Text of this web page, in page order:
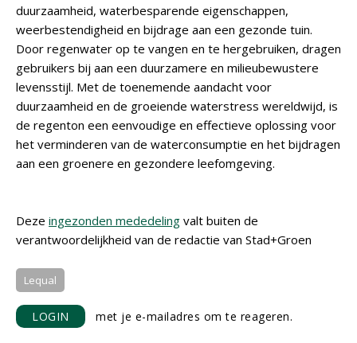
duurzaamheid, waterbesparende eigenschappen,
weerbestendigheid en bijdrage aan een gezonde tuin.
Door regenwater op te vangen en te hergebruiken, dragen
gebruikers bij aan een duurzamere en milieubewustere
levensstijl. Met de toenemende aandacht voor
duurzaamheid en de groeiende waterstress wereldwijd, is
de regenton een eenvoudige en effectieve oplossing voor
het verminderen van de waterconsumptie en het bijdragen
aan een groenere en gezondere leefomgeving.
Deze ingezonden mededeling valt buiten de
verantwoordelijkheid van de redactie van Stad+Groen
Lequal
LOGIN met je e-mailadres om te reageren.